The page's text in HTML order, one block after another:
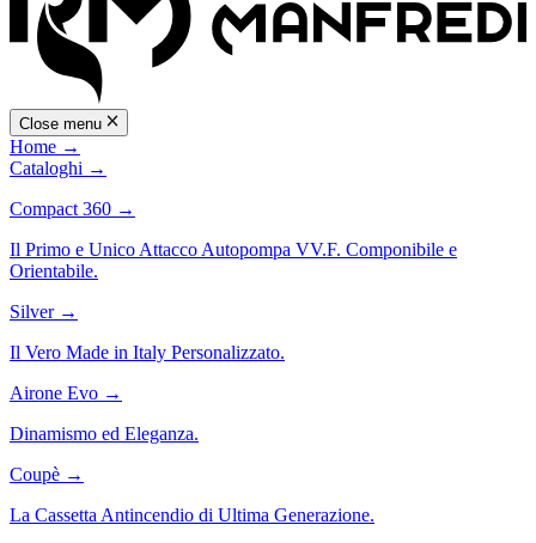
Close menu
Home →
Cataloghi →
Compact 360 →
Il Primo e Unico Attacco Autopompa VV.F. Componibile e
Orientabile.
Silver →
Il Vero Made in Italy Personalizzato.
Airone Evo →
Dinamismo ed Eleganza.
Coupè →
La Cassetta Antincendio di Ultima Generazione.